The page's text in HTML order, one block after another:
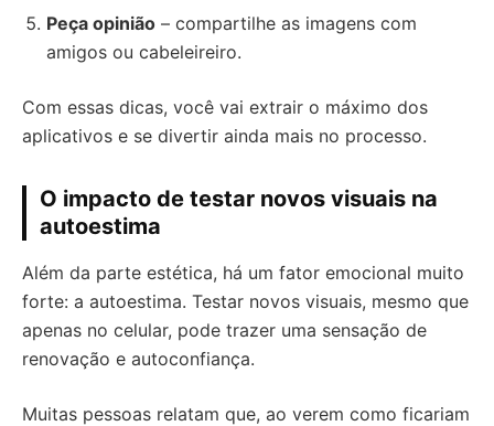
Peça opinião – compartilhe as imagens com
amigos ou cabeleireiro.
Com essas dicas, você vai extrair o máximo dos
aplicativos e se divertir ainda mais no processo.
O impacto de testar novos visuais na
autoestima
Além da parte estética, há um fator emocional muito
forte: a autoestima. Testar novos visuais, mesmo que
apenas no celular, pode trazer uma sensação de
renovação e autoconfiança.
Muitas pessoas relatam que, ao verem como ficariam